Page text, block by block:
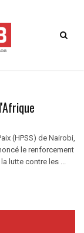
(HPSS) de Nairobi,
le renforcement
lutte contre les ...